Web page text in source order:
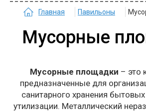
Главная Павильоны
Мусорные
Мусорные площадки – это
предназначенные для
санитарного хранения
утилизации. Металлический